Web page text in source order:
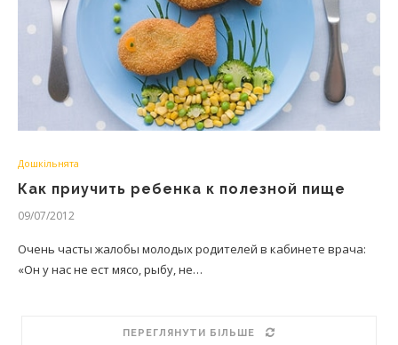
Дошкільнята
Как приучить ребенка к полезной пище
09/07/2012
Очень часты жалобы молодых родителей в кабинете врача:
«Он у нас не ест мясо, рыбу, не…
ПЕРЕГЛЯНУТИ БІЛЬШЕ